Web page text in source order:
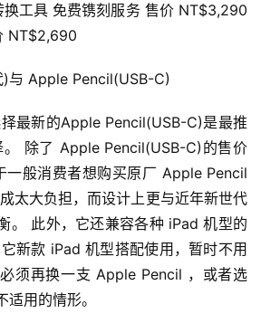
换工具 免费镌刻服务 售价 NT$3,290
NT$2,690
与 Apple Pencil(USB-C)
最新的Apple Pencil(USB-C)是最推
除了 Apple Pencil(USB-C)的售价
般消费者想购买原厂 Apple Pencil
太大负担，而设计上更与近年新世代
。 此外，它还兼容各种 iPad 机型的
新款 iPad 机型搭配使用，暂时不用
须再换一支 Apple Pencil ，或者选
用的情形。